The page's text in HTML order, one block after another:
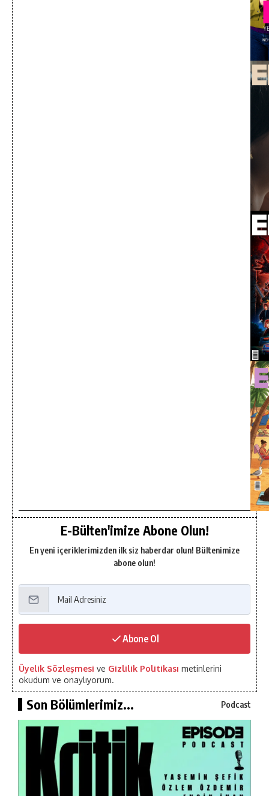
E-Bülten'imize Abone Olun!
En yeni içeriklerimizden ilk siz haberdar olun! Bültenimize
abone olun!
Abone Ol
Üyelik Sözleşmesi ve Gizlilik Politikası metinlerini
okudum ve onaylıyorum.
Son Bölümlerimiz... Podcast